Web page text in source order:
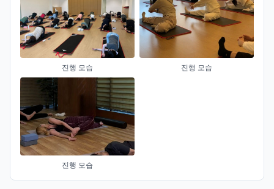
진행 모습 진행 모습
진행 모습